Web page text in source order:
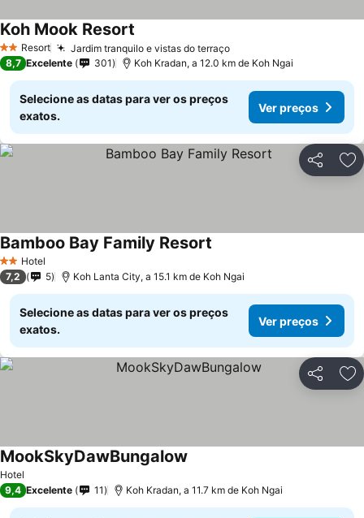
2 Estrelas
Resort Jardim tranquilo e vistas do terraço
Koh Mook Resort
8,7 Excelente 301 Koh Kradan, a 12.0 km de Koh Ngai
Selecione as datas para ver os preços
exatos.
Ver preços
Partilhar
2 Estrelas
Hotel
Bamboo Bay Family Resort
7,2 5 Koh Lanta City, a 15.1 km de Koh Ngai
Selecione as datas para ver os preços
exatos.
Ver preços
Partilhar
Hotel
MookSkyDawBungalow
9,4 Excelente 11 Koh Kradan, a 11.7 km de Koh Ngai